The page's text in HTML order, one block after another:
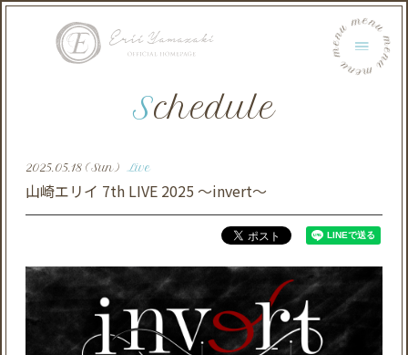
menu menu menu menu menu menu
Schedule
2025.05.18 (Sun) Live
山崎エリイ 7th LIVE 2025 ～invert〜